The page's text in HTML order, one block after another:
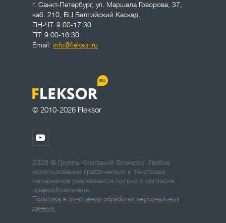
© 2010-2026 Fleksor
г. Санкт-Петербург, ул. Маршала Говорова, 37,
каб. 210, БЦ Балтийский Каскад.
ПН-ЧТ: 9:00-17:30
ПТ: 9:00-16:30
Email: info@fleksor.ru
2026 @ Группа Компаний Флексор. Любое
использование графических и текстовых
материалов разрешается только с согласия
правообладателя.
Политика в отношении обработки персональных
данных.